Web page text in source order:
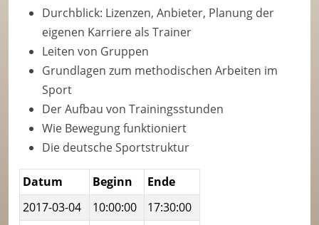
Durchblick: Lizenzen, Anbieter, Planung der
eigenen Karriere als Trainer
Leiten von Gruppen
Grundlagen zum methodischen Arbeiten im
Sport
Der Aufbau von Trainingsstunden
Wie Bewegung funktioniert
Die deutsche Sportstruktur
Datum Beginn
Ende
2017-03-04
10:00:00
17:30:00